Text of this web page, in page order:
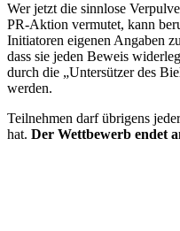
Wer jetzt die sinnlose
PR-Aktion vermutet, kann
Initiatoren eigenen Angaben
dass sie jeden Beweis
durch die „Untersützer des
werden.
Teilnehmen darf übrigens
hat. Der Wettbewerb endet